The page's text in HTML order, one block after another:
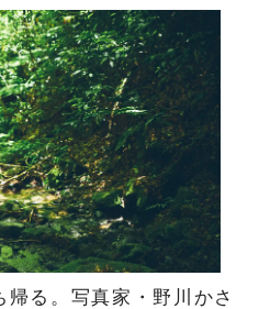
る。写真家・野川かさ